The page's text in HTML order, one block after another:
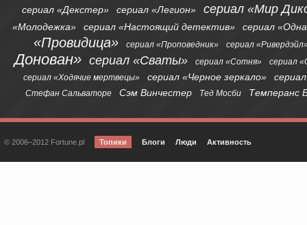
сериал «Декстер» сериал «Легион» сериал «Мир
«Молодежка» сериал «Настоящий детектив» сериал
«Провидица» сериал «Проповедник» сериал
Донован» сериал «Сваты» сериал «Сотня»
сериал
сериал «Ходячие мертвецы»
сериал «Черное зеркало»
Стефан Сальваторе Сэм Винчестер Тед Мосби Темперанс
© 2006–2012 Fortune.pl Топики Блоги Люди Активность